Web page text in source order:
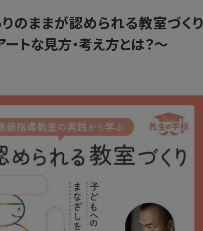
のままが認められる教室づくり
トな見方・考え方とは？〜